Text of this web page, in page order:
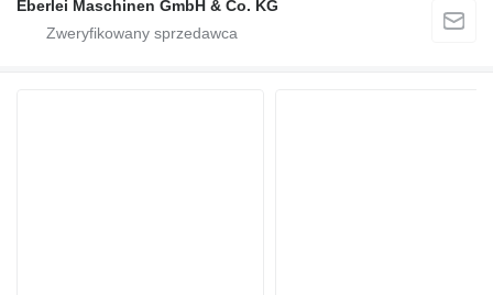
Eberlei Maschinen GmbH & Co. KG